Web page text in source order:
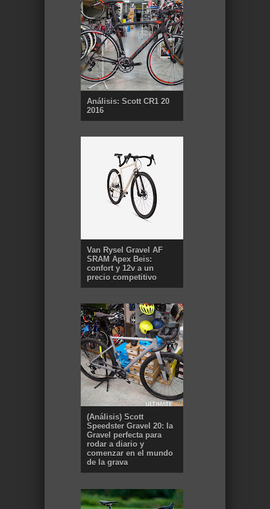
Análisis: Scott CR1 20
2016
Van Rysel Gravel AF
SRAM Apex Beis:
confort y 12v a un
precio competitivo
(Análisis) Scott
Speedster Gravel 20: la
Gravel perfecta para
rodar a diario y
comenzar en el mundo
de la grava